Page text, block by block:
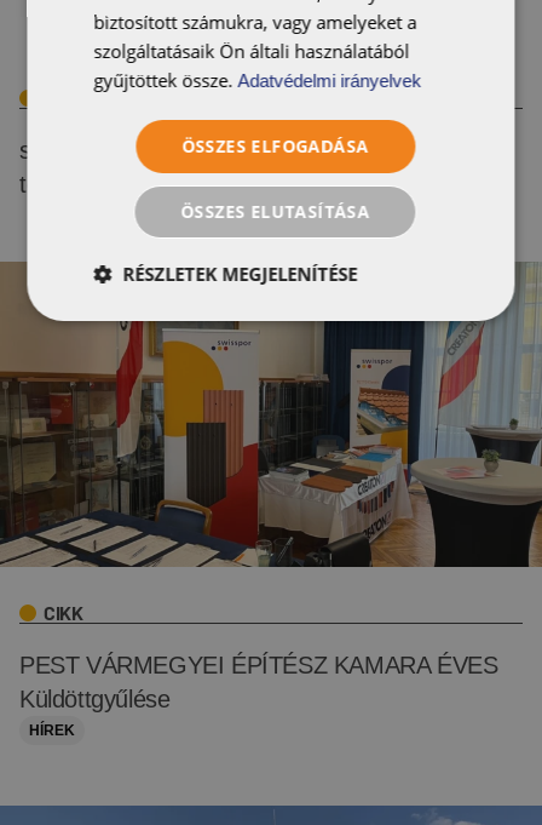
swissporTON: új korszak a kerámia
tetőcserepek piacán
CIKK
PEST VÁRMEGYEI ÉPÍTÉSZ KAMARA ÉVES
Küldöttgyűlése
HÍREK
biztosított számukra, vagy amelyeket a
szolgáltatásaik Ön általi használatából
gyűjtöttek össze.Adatvédelmi irányelvek
ÖSSZES ELFOGADÁSA
ÖSSZES ELUTASÍTÁSA
RÉSZLETEK MEGJELENÍTÉSE